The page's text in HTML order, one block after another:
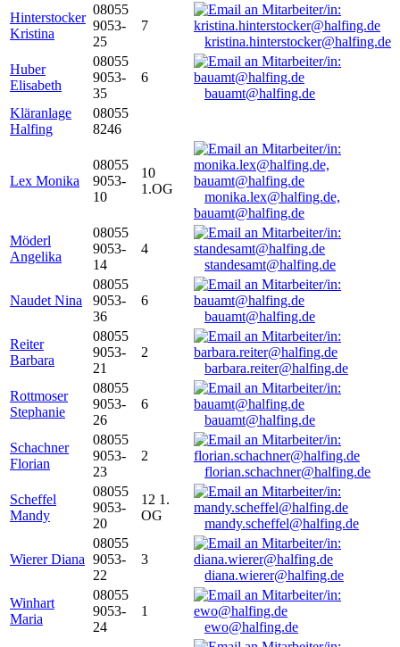
Hinterstocker
Kristina
08055
9053-
25
7
kristina.hinterstocker@halfing.de
Huber
Elisabeth
08055
9053-
35
6
bauamt@halfing.de
Kläranlage
Halfing
08055
8246
Lex Monika
08055
9053-
10
10
1.OG
monika.lex@halfing.de,
bauamt@halfing.de
Möderl
Angelika
08055
9053-
14
4
standesamt@halfing.de
Naudet Nina
08055
9053-
36
6
bauamt@halfing.de
Reiter
Barbara
08055
9053-
21
2
barbara.reiter@halfing.de
Rottmoser
Stephanie
08055
9053-
26
6
bauamt@halfing.de
Schachner
Florian
08055
9053-
23
2
florian.schachner@halfing.de
Scheffel
Mandy
08055
9053-
20
12 1.
OG
mandy.scheffel@halfing.de
Wierer Diana
08055
9053-
22
3
diana.wierer@halfing.de
Winhart
Maria
08055
9053-
24
1
ewo@halfing.de